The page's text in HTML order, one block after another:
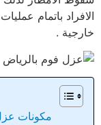
الافراد باتمام
خارجية .
مكونات